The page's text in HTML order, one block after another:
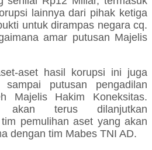
lainnya dari pihak ketiga
untuk dirampas negara cq.
amar putusan Majelis
aset hasil korupsi ini juga
putusan pengadilan
Majelis Hakim Koneksitas.
akan terus dilanjutkan
pemulihan aset yang akan
dengan tim Mabes TNI AD.